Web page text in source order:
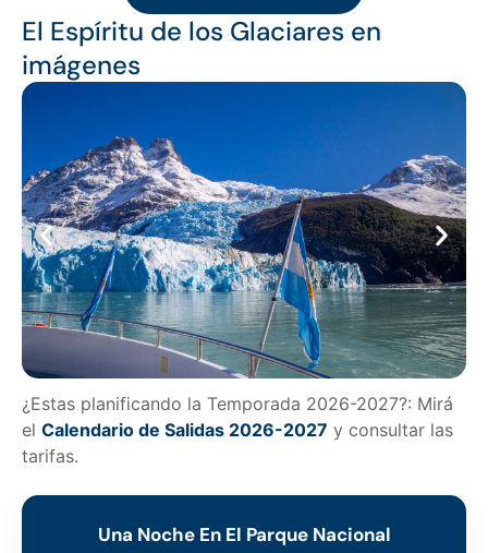
Una Noche En El Parque Nacional
El Espíritu de los Glaciares en
imágenes
¿Estas planificando la Temporada 2026-2027?: Mirá
el Calendario de Salidas 2026-2027 y consultar las
tarifas.